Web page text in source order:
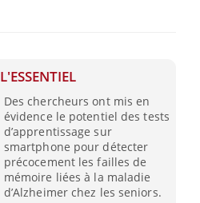
L'ESSENTIEL
Des chercheurs ont mis en
évidence le potentiel des tests
d’apprentissage sur
smartphone pour détecter
précocement les failles de
mémoire liées à la maladie
d’Alzheimer chez les seniors.